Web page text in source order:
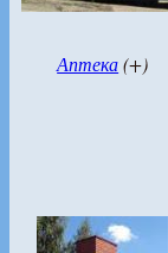
Аптека(+)